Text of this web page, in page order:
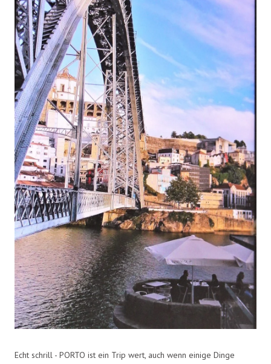
Echt schrill - PORTO ist ein Trip wert, auch wenn einige Dinge